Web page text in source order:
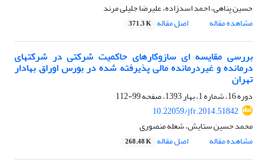
حسین پناهی، احمد اسدزاده، علیرضا جلیلی مرند
مشاهده مقاله
اصل مقاله 371.3 K
بررسی مقایسه ‏ای سازوکارهای حاکمیت شرکتی در شرکت‏های
درمانده و غیردرمانده مالی پذیرفته‏ شده در بورس اوراق بهادار
تهران
دوره 16، شماره 1، بهار 1393، صفحه
99-112
10.22059/jfr.2014.51842
محمد حسین ستایش، شعله منصوری
مشاهده مقاله
اصل مقاله 268.48 K